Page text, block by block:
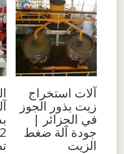
آلات استخراج
زيت بذور الجوز
في الجزائر |
جودة آلة ضغط
الزيت